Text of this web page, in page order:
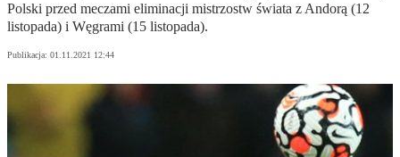
Polski przed meczami eliminacji mistrzostw świata z Andorą (12
listopada) i Węgrami (15 listopada).
Publikacja: 01.11.2021 12:44